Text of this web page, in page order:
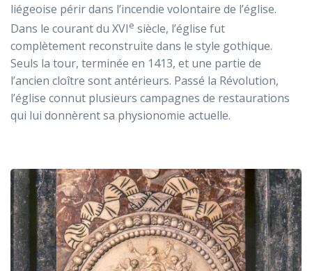
liégeoise périr dans l’incendie volontaire de l’église.
Dans le courant du XVIe siècle, l’église fut
complètement reconstruite dans le style gothique.
Seuls la tour, terminée en 1413, et une partie de
l’ancien cloître sont antérieurs. Passé la Révolution,
l’église connut plusieurs campagnes de restaurations
qui lui donnèrent sa physionomie actuelle.